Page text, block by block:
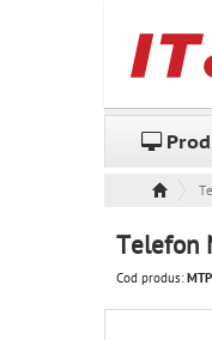
Telefon
Cod produs: